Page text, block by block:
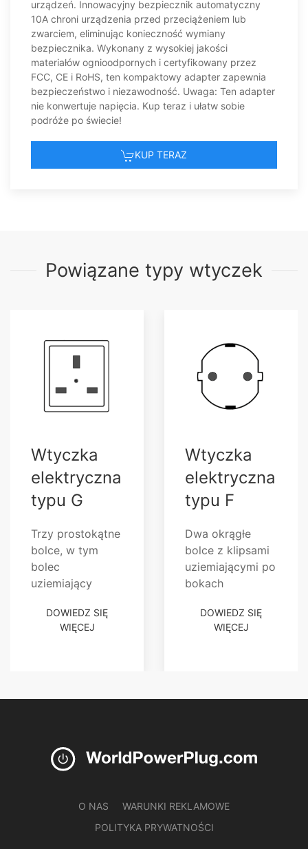
Brytyjskie Wyspy Dziewicze
Stany Zjednoczone
Kanada
urządzeń. Innowacyjny bezpiecznik automatyczny
10A chroni urządzenia przed przeciążeniem lub
zwarciem, eliminując konieczność wymiany
bezpiecznika. Wykonany z wysokiej jakości
materiałów ognioodpornych i certyfikowany przez
FCC, CE i RoHS, ten kompaktowy adapter zapewnia
bezpieczeństwo i niezawodność. Uwaga: Ten adapter
nie konwertuje napięcia. Kup teraz i ułatw sobie
podróże po świecie!
KUP TERAZ
Powiązane typy wtyczek
Wtyczka
elektryczna
typu G
Trzy prostokątne
bolce, w tym
bolec
uziemiający
DOWIEDZ SIĘ
WIĘCEJ
Wtyczka
elektryczna
typu F
Dwa okrągłe
bolce z klipsami
uziemiającymi po
bokach
DOWIEDZ SIĘ
WIĘCEJ
O NAS
WARUNKI REKLAMOWE
POLITYKA PRYWATNOŚCI